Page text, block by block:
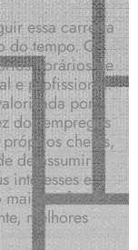
essa carreira
do tempo. Os
horários de
e profissional.
por
dos empregos
chefes,
de assumir
interesses e
mais profundo
melhores